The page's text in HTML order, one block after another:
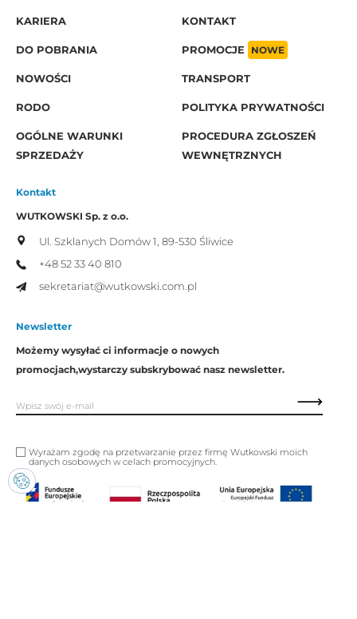
KARIERA KONTAKT
DO POBRANIA PROMOCJE NOWE
NOWOŚCI TRANSPORT
RODO POLITYKA PRYWATNOŚCI
OGÓLNE WARUNKI
SPRZEDAŻY
PROCEDURA ZGŁOSZEŃ
WEWNĘTRZNYCH
Kontakt
WUTKOWSKI Sp. z o.o.
Ul. Szklanych Domów 1, 89-530 Śliwice
+48 52 33 40 810
sekretariat@wutkowski.com.pl
Newsletter
Możemy wysyłać ci informacje o nowych
promocjach,wystarczy subskrybować nasz newsletter.
Wyrażam zgodę na przetwarzanie przez firmę Wutkowski moich
danych osobowych w celach promocyjnych.